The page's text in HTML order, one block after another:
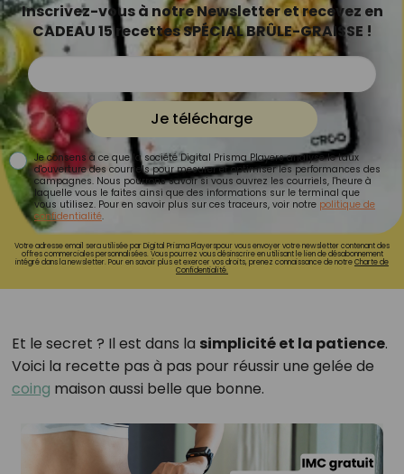
Inscrivez-vous à notre Newsletter et recevez en
CADEAU 15 recettes SPÉCIAL BRÛLE-GRAISSE !
Je télécharge
Je consens à ce que la société Digital Prisma Players analyse le taux
d'ouverture des courriels pour mesurer et optimiser les performances des
campagnes. Nous pourrons savoir si vous ouvrez les courriels, l'heure à
laquelle vous le faites ainsi que des informations sur le terminal que
vous utilisez. Pour en savoir plus sur ces traceurs, voir notre politique de
confidentialité.
Votre adresse email sera utilisée par Digital Prisma Playerspour vous envoyer votre newsletter contenant des
offres commerciales personnalisées. Vous pourrez vous désinscrire en utilisant le lien de désabonnement
intégré dans la newsletter. Pour en savoir plus et exercer vos droits, prenez connaissance de notreCharte de
Confidentialité.
Et le secret ? Il est dans la simplicité et la patience.
Voici la recette pas à pas pour réussir une gelée de
coing maison aussi belle que bonne.